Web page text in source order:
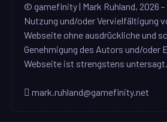
© gamefinity | Mark Ruhland, 2026 -
Nutzung und/oder Vervielfältigung
Webseite ohne ausdrückliche und
Genehmigung des Autors und/oder
Webseite ist strengstens untersagt.
mark.ruhland@gamefinity.net